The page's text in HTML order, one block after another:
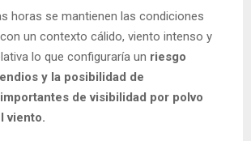
horas se mantienen las condiciones
un contexto cálido, viento intenso y
lo que configuraría un riesgo
y la posibilidad de
de visibilidad por polvo
viento.